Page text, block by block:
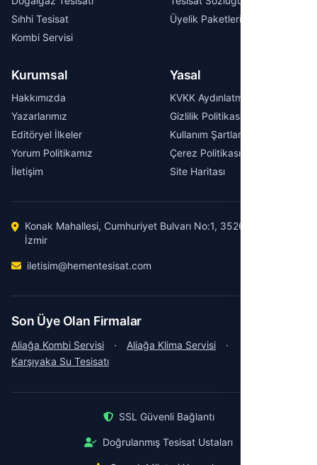
Sıhhi Tesisat
Kombi Servisi
Üyelik Paketleri
Kurumsal
Hakkımızda
Yazarlarımız
Editöryel İlkeler
Yorum Politikamız
İletişim
Yasal
KVKK Aydınlatma Metni
Gizlilik Politikası
Kullanım Şartları
Çerez Politikası
Site Haritası
Konak Mahallesi, Cumhuriyet Bulvarı No:1, 35260 Konak /
İzmir
iletisim@hementesisat.com
Son Üye Olan Firmalar
Aliağa Kombi Servisi · Aliağa Klima Servisi
·
Karşıyaka Su Tesisatı
SSL Güvenli Bağlantı
Doğrulanmış Tesisat Ustaları